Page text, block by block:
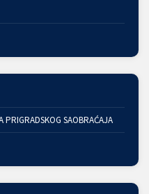
SAOBRAĆAJA